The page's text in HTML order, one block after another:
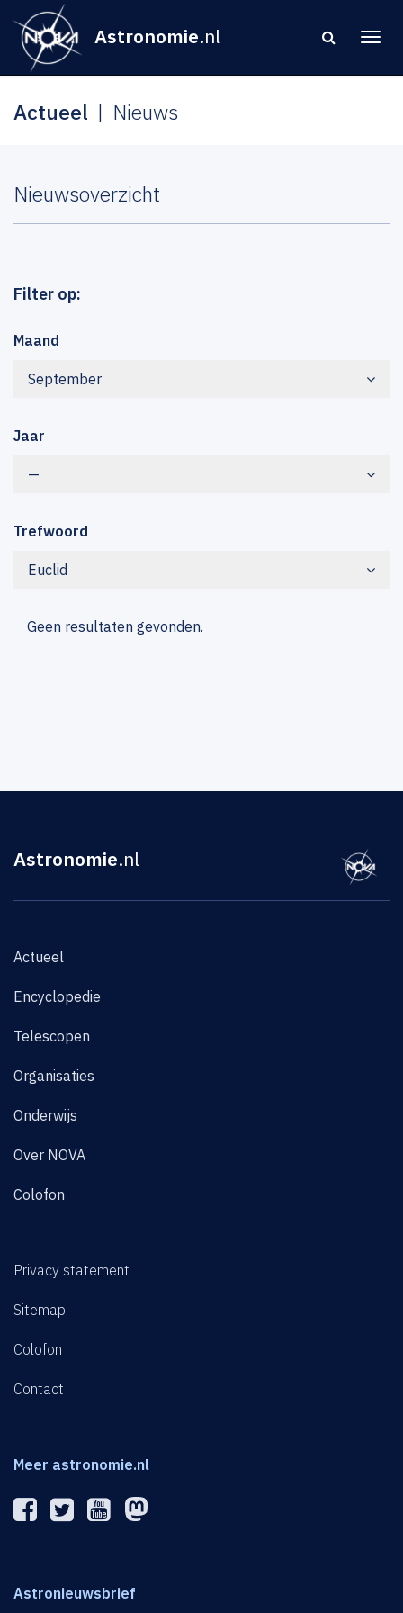
Astronomie.nl
Actueel Nieuws
Nieuwsoverzicht
Filter op:
Maand
September
Jaar
—
Trefwoord
Euclid
Geen resultaten gevonden.
Astronomie.nl
Actueel
Encyclopedie
Telescopen
Organisaties
Onderwijs
Over NOVA
Colofon
Privacy statement
Sitemap
Colofon
Contact
Meer astronomie.nl
Astronieuwsbrief